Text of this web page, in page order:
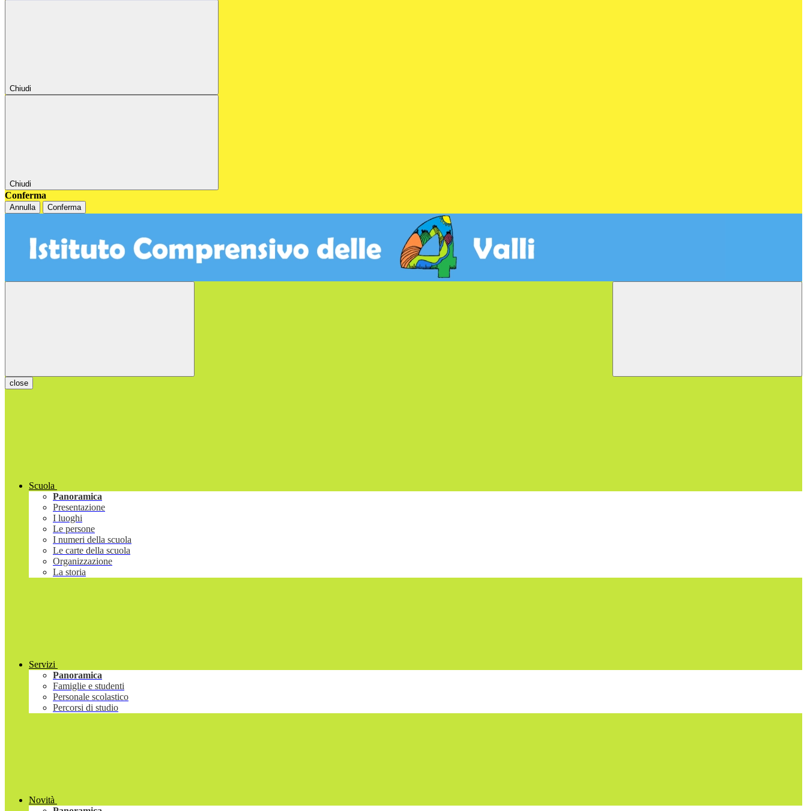
Chiudi
Chiudi
Conferma
Annulla Conferma
close
Scuola
Panoramica
Presentazione
I luoghi
Le persone
I numeri della scuola
Le carte della scuola
Organizzazione
La storia
Servizi
Panoramica
Famiglie e studenti
Personale scolastico
Percorsi di studio
Novità